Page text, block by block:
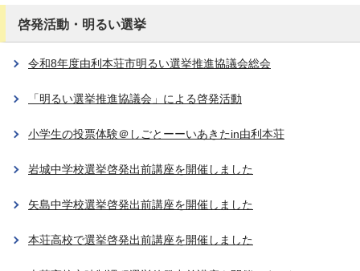
啓発活動・明るい選挙
令和8年度由利本荘市明るい選挙推進協議会総会
「明るい選挙推進協議会」による啓発活動
小学生の投票体験＠しごとーーいあきたin由利本荘
岩城中学校選挙啓発出前講座を開催しました
矢島中学校選挙啓発出前講座を開催しました
本荘高校で選挙啓発出前講座を開催しました